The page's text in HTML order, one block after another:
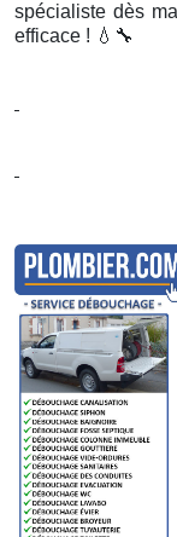
spécialiste dès
efficace ! 💧🔧